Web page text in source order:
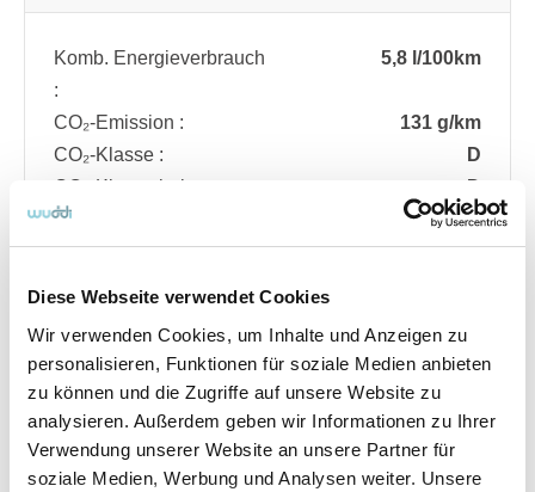
Diese Webseite verwendet Cookies
Wir verwenden Cookies, um Inhalte und Anzeigen zu
personalisieren, Funktionen für soziale Medien anbieten
zu können und die Zugriffe auf unsere Website zu
analysieren. Außerdem geben wir Informationen zu Ihrer
Verwendung unserer Website an unsere Partner für
soziale Medien, Werbung und Analysen weiter. Unsere
Komb. Energieverbrauch
:
5,8 l/100km
CO₂-Emission :
131 g/km
CO₂-Klasse :
D
CO₂-Klasse bei
entladener Batterie :
D
Fahrzeugdetails
Angebotsnummer
ABO74.21
Ausstattungslinie
ST Line
Verfügbar ab